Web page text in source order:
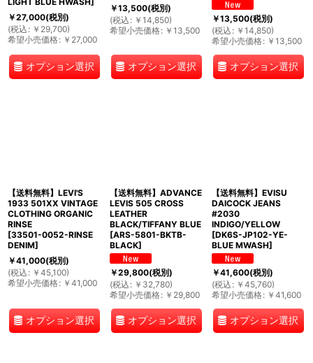
￥27,000(税別)
(税込 : ￥ 29,700)
希望小売価格: ￥ 27,000
オプション選択
￥13,500(税別)
(税込 : ￥ 14,850)
希望小売価格: ￥ 13,500
オプション選択
￥13,500(税別)
(税込 : ￥ 14,850)
希望小売価格: ￥ 13,500
オプション選択
【送料無料】LEVI'S
1933 501XX VINTAGE
CLOTHING ORGANIC
RINSE
[33501-0052-RINSE
DENIM]
￥41,000(税別)
(税込 : ￥ 45,100)
希望小売価格: ￥ 41,000
オプション選択
【送料無料】ADVANCE
LEVIS 505 CROSS
LEATHER
BLACK/TIFFANY BLUE
[ARS-5801-BKTB-
BLACK]
￥29,800(税別)
(税込 : ￥ 32,780)
希望小売価格: ￥ 29,800
オプション選択
【送料無料】EVISU
DAICOCK JEANS
#2030
INDIGO/YELLOW
[DK6S-JP102-YE-
BLUE MWASH]
￥41,600(税別)
(税込 : ￥ 45,760)
希望小売価格: ￥ 41,600
オプション選択